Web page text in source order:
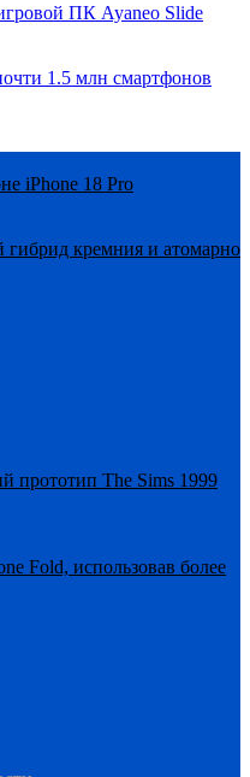
ПК Ayaneo Slide
1.5 млн смартфонов
iPhone 18 Pro
кремния и атомарно
прототип The Sims 1999
Fold, использовав более